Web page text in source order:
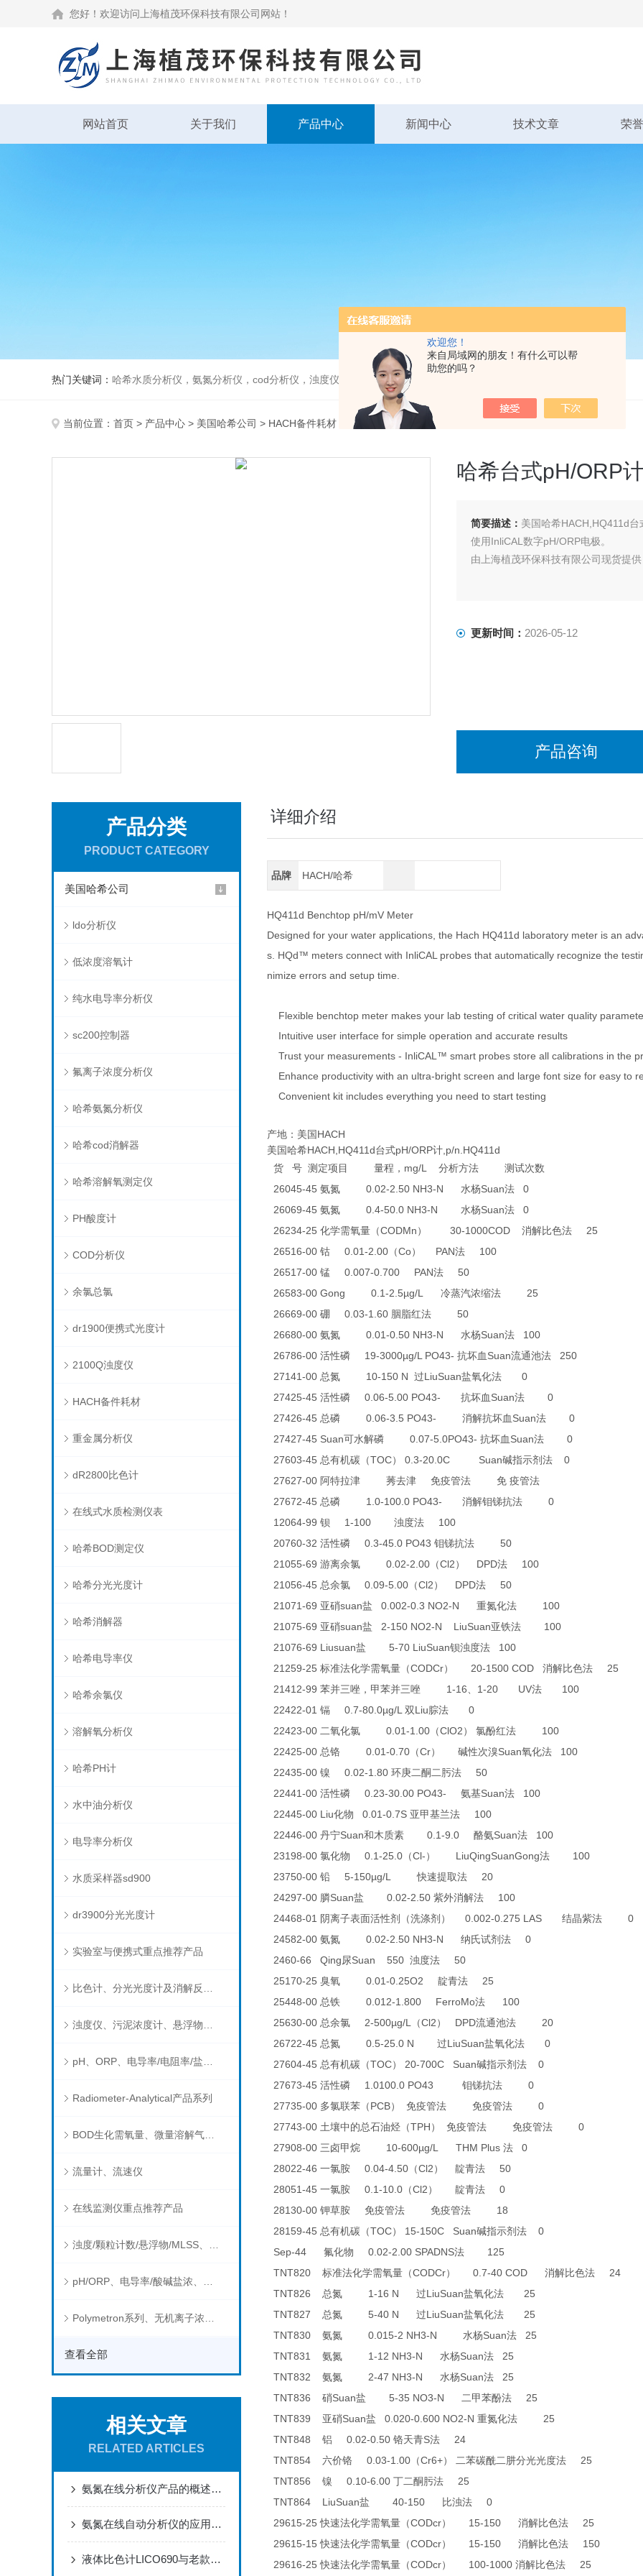
欢迎您！
来自局域网的朋友！有什么可以帮
助您的吗？
您好！欢迎访问上海植茂环保科技有限公司网站！
网站首页 关于我们 产品中心 新闻中心 技术文章 荣
热门关键词： 哈希水质分析仪，氨氮分析仪，cod分析仪，浊度仪，bod分析仪，溶解氧分析仪
当前位置： 首页 > 产品中心 > 美国哈希公司 > HACH备件耗材 > HQ411d哈希台式pH/ORP计,价格 HQ411d
哈希台式pH/ORP
简要描述： 美国哈希HACH,HQ411d
使用InliCAL数字pH/ORP电极。
由上海植茂环保科技有限公司现货提
更新时间： 2026-05-12
产品咨询
产品分类
PRODUCT CATEGORY
美国哈希公司
ldo分析仪
低浓度溶氧计
纯水电导率分析仪
sc200控制器
氟离子浓度分析仪
哈希氨氮分析仪
哈希cod消解器
哈希溶解氧测定仪
PH酸度计
COD分析仪
余氯总氯
dr1900便携式光度计
2100Q浊度仪
HACH备件耗材
重金属分析仪
dR2800比色计
在线式水质检测仪表
哈希BOD测定仪
哈希分光光度计
哈希消解器
哈希电导率仪
哈希余氯仪
溶解氧分析仪
哈希PH计
水中油分析仪
电导率分析仪
水质采样器sd900
dr3900分光光度计
实验室与便携式重点推荐产品
Radiometer-Analytical产品系列
BOD生化需氧量、微量溶解气体和现场水质测试组件以及其他分析仪
流量计、流速仪
在线监测仪重点推荐产品
查看全部
相关文章
RELATED ARTICLES
氨氮在线分析仪产品的概述及性能
氨氮在线自动分析仪的应用领域和基本原理
液体比色计LICO690与老款比色计LICO500的区别
详细介绍
品牌 HACH/哈希
HQ411d Benchtop pH/mV Meter
Designed for your water applications, the Hach HQ411d laboratory meter is an
s. HQd™ meters connect with InliCAL probes that automatically recognize the
nimize errors and setup time.
Flexible benchtop meter makes your lab testing of critical water quality
Intuitive user interface for simple operation and accurate results
Trust your measurements - InliCAL™ smart probes store all calibrations in the
Enhance productivity with an ultra-bright screen and large font size for easy to
Convenient kit includes everything you need to start testing
产地：美国HACH
美国哈希HACH,HQ411d台式pH/ORP计,p/n.HQ411d
货 号 测定项目 量程， mg/L 分析方法 测试次数
26045-45 氨氮 0.02-2.50 NH3-N 水杨Suan法 0
26069-45 氨氮 0.4-50.0 NH3-N 水杨Suan法 0
26234-25 化学需氧量（CODMn ） 30-1000COD 消解比色法 25
26516-00 钴 0.01-2.00 （Co） PAN法 100
26517-00 锰 0.007-0.700 PAN法 50
26583-00 Gong 0.1-2.5µg/L 冷蒸汽浓缩法 25
26669-00 硼 0.03-1.60 胭脂红法 50
26680-00 氨氮 0.01-0.50 NH3-N 水杨Suan法 100
26786-00 活性磷 19-3000µg/L PO43- 抗坏血 Suan流通池法 250
27141-00 总氮 10-150 N 过LiuSuan盐氧化法 0
27425-45 活性磷 0.06-5.00 PO43- 抗坏血 Suan法 0
27426-45 总磷 0.06-3.5 PO43- 消解抗坏血 Suan法 0
27427-45 Suan可水解磷 0.07-5.0PO43- 抗坏血 Suan法 0
27603-45 总有机碳（TOC） 0.3-20.0C Suan碱指示剂法 0
27627-00 阿特拉津 莠去津 免疫管法 免 疫管法
27672-45 总磷 1.0-100.0 PO43- 消解钼锑抗法 0
12064-99 钡 1-100 浊度法 100
20760-32 活性磷 0.3-45.0 PO43 钼锑抗法 50
21055-69 游离余氯 0.02-2.00 （Cl2 ） DPD法 100
21056-45 总余氯 0.09-5.00 （Cl2 ） DPD法 50
21071-69 亚硝suan盐 0.002-0.3 NO2-N 重氮化法 100
21075-69 亚硝suan盐 2-150 NO2-N LiuSuan亚铁法 100
21076-69 Liusuan盐 5-70 LiuSuan钡浊度法 100
21259-25 标准法化学需氧量（CODCr） 20-1500 COD 消解比色法 25
21412-99 苯并三唑，甲苯并三唑 1-16、 1-20 UV法 100
22422-01 镉 0.7-80.0µg/L 双 Liu腙法 0
22423-00 二氧化氯 0.01-1.00 （ClO2 ） 氯酚红法 100
22425-00 总铬 0.01-0.70 （Cr） 碱性次溴Suan氧化法 100
22435-00 镍 0.02-1.80 环庚二酮二肟法 50
22441-00 活性磷 0.23-30.00 PO43- 氨基Suan法 100
22445-00 Liu化物 0.01-0.7S 亚甲基兰法 100
22446-00 丹宁Suan和木质素 0.1-9.0 酪氨Suan法 100
23198-00 氯化物 0.1-25.0 （Cl- ） LiuQingSuanGong法 100
23750-00 铅 5-150µg/L快速提取法 20
24297-00 膦Suan盐 0.02-2.50 紫外消解法 100
24468-01
阴离子表面活性剂（洗涤剂） 0.002-0.275 LAS 结晶紫法 0
24582-00 氨氮 0.02-2.50 NH3-N 纳氏试剂法 0
2460-66 Qing尿Suan 550 浊度法 50
25170-25 臭氧 0.01-0.25O2 靛青法 25
25448-00 总铁 0.012-1.800 FerroMo法 100
25630-00 总余氯 2-500µg/L （Cl2 ） DPD流通池法 20
26722-45 总氮 0.5-25.0 N 过LiuSuan盐氧化法 0
27604-45 总有机碳（TOC） 20-700C Suan碱指示剂法 0
27673-45 活性磷 1.0100.0 PO43 钼锑抗法 0
27735-00 多氯联苯（ PCB） 免疫管法 免疫管法 0
27743-00 土壤中的总石油烃（TPH ） 免疫管法 免疫管法 0
27908-00 三卤甲烷 10-600µg/L THM Plus 法 0
28022-46 一氯胺 0.04-4.50 （Cl2 ） 靛青法 50
28051-45 一氯胺 0.1-10.0 （Cl2 ） 靛青法 0
28130-00 钾草胺 免疫管法 免疫管法 18
28159-45 总有机碳（TOC） 15-150C Suan碱指示剂法 0
Sep-44 氟化物 0.02-2.00 SPADNS法 125
TNT820 标准法化学需氧量（CODCr） 0.7-40 COD 消解比色法 24
TNT826 总氮 1-16 N 过LiuSuan盐氧化法 25
TNT827 总氮 5-40 N 过LiuSuan盐氧化法 25
TNT830 氨氮 0.015-2 NH3-N 水杨Suan法 25
TNT831 氨氮 1-12 NH3-N 水杨Suan法 25
TNT832 氨氮 2-47 NH3-N 水杨Suan法 25
TNT836 硝Suan盐 5-35 NO3-N 二甲苯酚法 25
TNT839 亚硝Suan盐 0.020-0.600 NO2-N 重氮化法 25
TNT848 铝 0.02-0.50 铬天青S法 24
TNT854 六价铬 0.03-1.00 （Cr6+） 二苯碳酰二肼分光光度法 25
TNT856 镍 0.10-6.00 丁二酮肟法 25
TNT864 LiuSuan盐 40-150 比浊法 0
29615-25快速法化学需氧量（CODcr） 15-150 消解比色法 25
29615-15快速法化学需氧量（CODcr） 15-150 消解比色法 150
29616-25快速法化学需氧量（CODcr） 100-1000 消解比色法 25